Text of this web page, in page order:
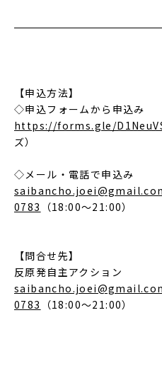
【申込方法】
◇申込フォームから申込み
https://forms.gle/
ズ）
◇メール・電話で申込み
0783
（18:00～21:00）
【問合せ先】
反原発自主アクション
0783
（18:00～21:00）